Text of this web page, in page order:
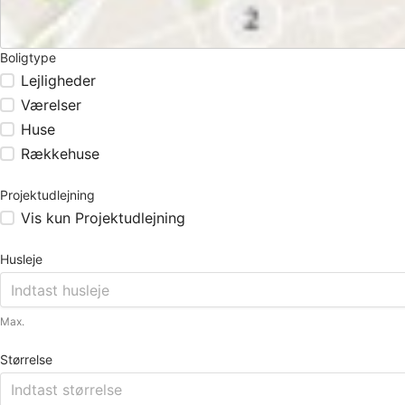
Boligtype
Lejligheder
Værelser
Huse
Rækkehuse
Projektudlejning
Vis kun Projektudlejning
Husleje
Max.
Størrelse